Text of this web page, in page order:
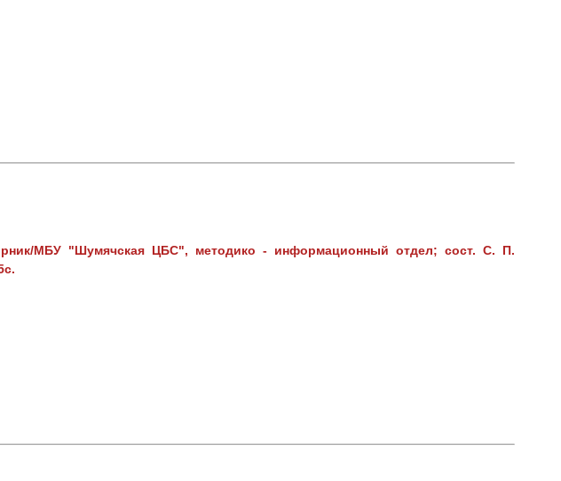
МБУ "Шумячская ЦБС", методико - информационный отдел; сост. С. П.